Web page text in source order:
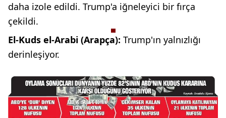
daha izole edildi. Trump'a iğneleyici bir fırça
çekildi.
El-Kuds el-Arabi (Arapça): Trump'ın yalnızlığı
derinleşiyor.